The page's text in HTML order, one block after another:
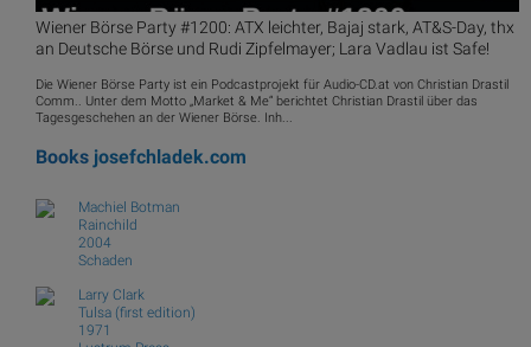
Wiener Börse Party #1200: ATX leichter, Bajaj stark, AT&S-Day, thx
an Deutsche Börse und Rudi Zipfelmayer; Lara Vadlau ist Safe!
Die Wiener Börse Party ist ein Podcastprojekt für Audio-CD.at von Christian Drastil
Comm.. Unter dem Motto „Market & Me“ berichtet Christian Drastil über das
Tagesgeschehen an der Wiener Börse. Inh...
Books josefchladek.com
Machiel Botman
Rainchild
2004
Schaden
Larry Clark
Tulsa (first edition)
1971